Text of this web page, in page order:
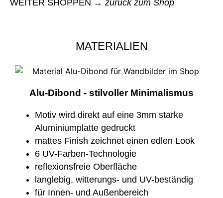
WEITER SHOPPEN → zurück zum Shop
MATERIALIEN
Alu-Dibond - stilvoller Minimalismus
Motiv wird direkt auf eine 3mm starke
Aluminiumplatte gedruckt
mattes Finish zeichnet einen edlen Look
6 UV-Farben-Technologie
reflexionsfreie Oberfläche
langlebig, witterungs- und UV-beständig
für Innen- und Außenbereich